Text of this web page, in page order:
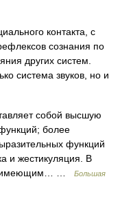
контакта, с
сознания по
других систем.
система звуков, но и
собой высшую
более
функций
и жестикуляция. В
имеющим… …
Большая